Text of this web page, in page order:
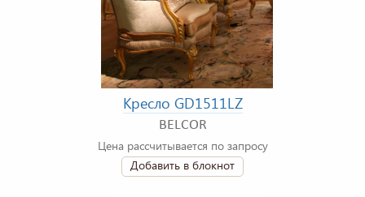
Кресло GD1511LZ
BELCOR
Цена рассчитывается по запросу
Добавить в блокнот